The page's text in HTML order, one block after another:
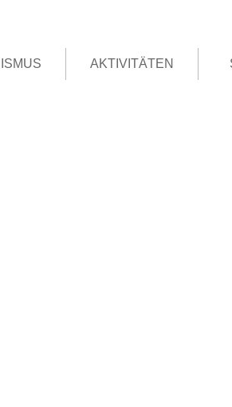
AKTIVITÄTEN